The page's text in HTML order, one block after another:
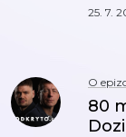
25. 7.
O
80